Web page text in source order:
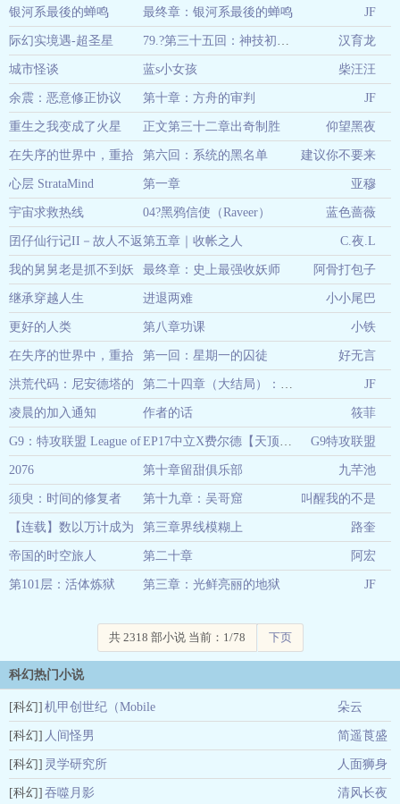
03-06
银河系最後的蝉鸣 最终章：银河系最後的蝉鸣 JF
03-06
际幻实境遇-超圣星 79.?第三十五回：神技初成，天地变s第一章：霸王卸甲，力拔山河气盖世 汉育龙
03-05
城市怪谈 蓝s小女孩 柴汪汪
03-05
余震：恶意修正协议 第十章：方舟的审判 JF
03-04
重生之我变成了火星 正文第三十二章出奇制胜 仰望黑夜
03-02
在失序的世界中，重拾
爱与自我 -- 第一部曲：
《被遗忘的系统》
第六回：系统的黑名单 建议你不要来
看
03-02
心层 StrataMind 第一章 亚穆
03-01
宇宙求救热线 04?黑鸦信使（Raveer） 蓝色蔷薇
02-28
囝仔仙行记II－故人不返第五章｜收帐之人 C.夜.L
02-28
我的舅舅老是抓不到妖
—第一季
最终章：史上最强收妖师 阿骨打包子
02-28
继承穿越人生 进退两难 小小尾巴
02-28
更好的人类 第八章功课 小铁
02-28
在失序的世界中，重拾
爱与自我 -- 第一部曲：
《被遗忘的系统》
第一回：星期一的囚徒 好无言
02-27
洪荒代码：尼安德塔的
挽歌
第二十四章（大结局）：历史的奇点 JF
02-27
凌晨的加入通知 作者的话 筱菲
02-27
G9：特攻联盟 League of
Aces
EP17中立X费尔德【天顶之下的阴影】 G9特攻联盟
02-27
2076 第十章留甜俱乐部 九芊池
02-27
须臾：时间的修复者 第十九章：吴哥窟 叫醒我的不是
梦想而是双倍
浓缩
02-26
【连载】数以万计成为
一
第三章界线模糊上 路奎
02-26
帝国的时空旅人 第二十章 阿宏
02-26
第101层：活体炼狱 第三章：光鲜亮丽的地狱 JF
共 2318 部小说 当前：1/78
下页
科幻热门小说
[科幻] 机甲创世纪（Mobile
Armor Genesis）
朵云
[科幻] 人间怪男 简遥莨盛
[科幻] 灵学研究所 人面狮身
[科幻] 吞噬月影 清风长夜